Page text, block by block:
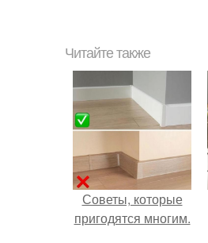
Читайте также
Советы, которые
пригодятся многим.